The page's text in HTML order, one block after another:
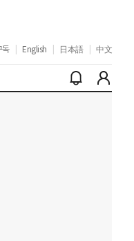
독 English 日本語 中文